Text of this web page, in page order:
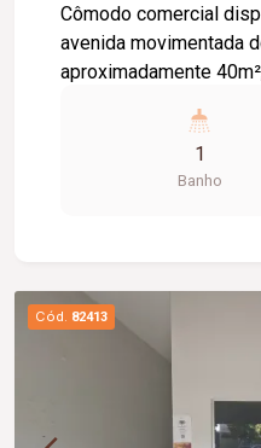
Cômodo comercial
avenida movimentada
aproximadamente
1
Banho
Cód. 82413